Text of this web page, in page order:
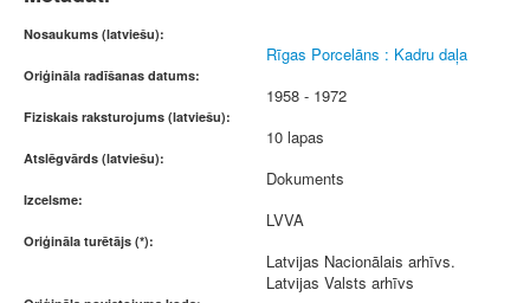
Nosaukums (latviešu):
Rīgas Porcelāns : Kadru daļa
Oriģināla radīšanas datums:
1958 - 1972
Fiziskais raksturojums (latviešu):
10 lapas
Atslēgvārds (latviešu):
Dokuments
Izcelsme:
LVVA
Oriģināla turētājs (*):
Latvijas Nacionālais arhīvs.
Latvijas Valsts arhīvs